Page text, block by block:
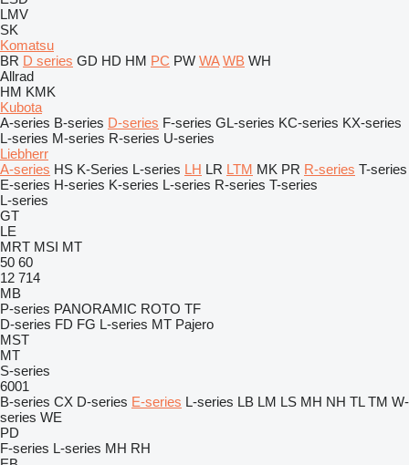
LMV
SK
Komatsu
BR D series GD HD HM PC PW WA WB WH
Allrad
HM KMK
Kubota
A-series B-series D-series F-series GL-series KC-series KX-series
L-series M-series R-series U-series
Liebherr
A-series HS K-Series L-series LH LR LTM MK PR R-series T-series
E-series H-series K-series L-series R-series T-series
L-series
GT
LE
MRT MSI MT
50 60
12 714
MB
P-series PANORAMIC ROTO TF
D-series FD FG L-series MT Pajero
MST
MT
S-series
6001
B-series CX D-series E-series L-series LB LM LS MH NH TL TM W-
series WE
PD
F-series L-series MH RH